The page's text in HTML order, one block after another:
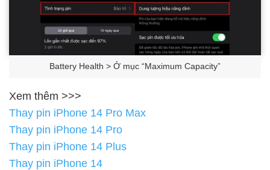
Battery Health > Ở mục “Maximum Capacity”
Xem thêm >>>
Thay pin iPhone 14 Pro Max
Thay pin iPhone 14 Pro
Thay pin iPhone 14 Plus
Thay pin iPhone 14